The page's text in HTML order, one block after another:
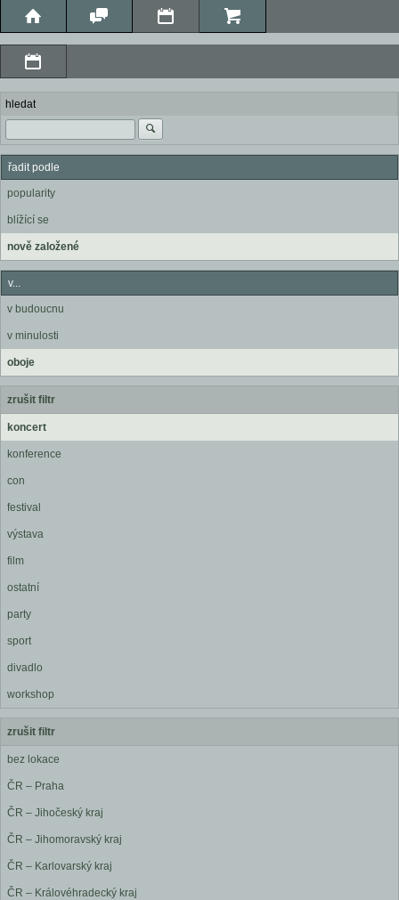
hledat
řadit podle
popularity
blížící se
nově založené
v...
v budoucnu
v minulosti
oboje
zrušit filtr
koncert
konference
con
festival
výstava
film
ostatní
party
sport
divadlo
workshop
zrušit filtr
bez lokace
ČR – Praha
ČR – Jihočeský kraj
ČR – Jihomoravský kraj
ČR – Karlovarský kraj
ČR – Královéhradecký kraj